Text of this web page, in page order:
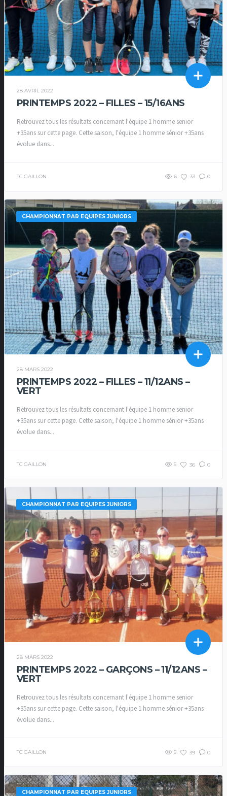
28 AVRIL 2022
PRINTEMPS 2022 – FILLES – 15/16ANS
Retrouvez tous les résultats concernant l'équipe 1 homme senior
+35ans sur cette page. Cette saison, l'équipe 1 homme sénior +35ans
évolue dans...
TC GAILLON 6 33 0
CHAMPIONNAT PAR EQUIPES JUNIORS
28 MARS 2022
PRINTEMPS 2022 – FILLES – 11/12ANS –
VERT
Retrouvez tous les résultats concernant l'équipe 1 homme senior
+35ans sur cette page. Cette saison, l'équipe 1 homme sénior +35ans
évolue dans...
TC GAILLON 5 36 0
CHAMPIONNAT PAR EQUIPES JUNIORS
28 MARS 2022
PRINTEMPS 2022 – GARÇONS – 11/12ANS –
VERT
Retrouvez tous les résultats concernant l'équipe 1 homme senior
+35ans sur cette page. Cette saison, l'équipe 1 homme sénior +35ans
évolue dans...
TC GAILLON 5 39 0
CHAMPIONNAT PAR EQUIPES JUNIORS